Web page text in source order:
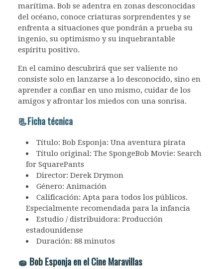
marítima. Bob se adentra en zonas desconocidas
del océano, conoce criaturas sorprendentes y se
enfrenta a situaciones que pondrán a prueba su
ingenio, su optimismo y su inquebrantable
espíritu positivo.
En el camino descubrirá que ser valiente no
consiste solo en lanzarse a lo desconocido, sino en
aprender a confiar en uno mismo, cuidar de los
amigos y afrontar los miedos con una sonrisa.
📃Ficha técnica
Título: Bob Esponja: Una aventura pirata
Título original: The SpongeBob Movie: Search
for SquarePants
Director: Derek Drymon
Género: Animación
Calificación: Apta para todos los públicos.
Especialmente recomendada para la infancia
Estudio / distribuidora: Producción
estadounidense
Duración: 88 minutos
🧽 Bob Esponja en el Cine Maravillas